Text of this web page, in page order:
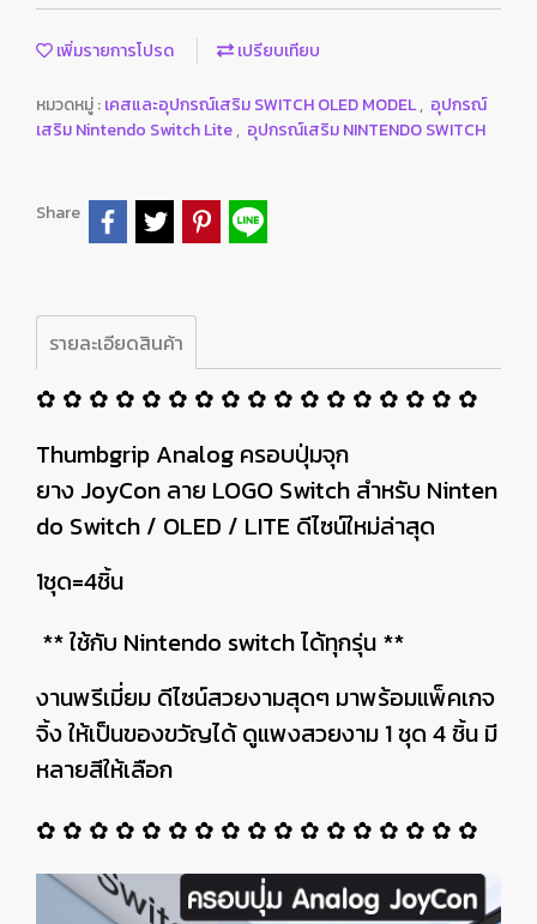
เพิ่มรายการโปรด เปรียบเทียบ
หมวดหมู่ :เคสและอุปกรณ์เสริม SWITCH OLED MODEL, อุปกรณ์
เสริม Nintendo Switch Lite, อุปกรณ์เสริม NINTENDO SWITCH
Share
รายละเอียดสินค้า
✿ ✿ ✿ ✿ ✿ ✿ ✿ ✿ ✿ ✿ ✿ ✿ ✿ ✿ ✿ ✿ ✿
Thumbgrip Analog ครอบปุ่มจุก
ยาง JoyCon ลาย LOGO Switch สำหรับ Ninten
do Switch / OLED / LITE ดีไซน์ใหม่ล่าสุด
1ชุด=4ชิ้น
** ใช้กับ Nintendo switch ได้ทุกรุ่น **
งานพรีเมี่ยม ดีไซน์สวยงามสุดๆ มาพร้อมแพ็คเกจ
จิ้ง ให้เป็นของขวัญได้ ดูแพงสวยงาม 1 ชุด 4 ชิ้น มี
หลายสีให้เลือก
✿ ✿ ✿ ✿ ✿ ✿ ✿ ✿ ✿ ✿ ✿ ✿ ✿ ✿ ✿ ✿ ✿